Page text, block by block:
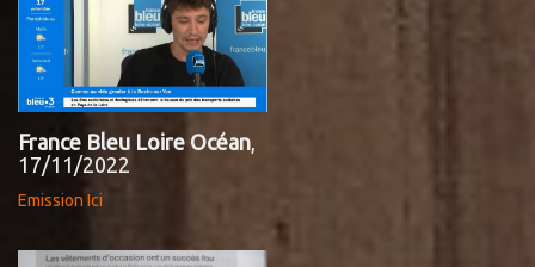
France Bleu Loire Océan
17/11/2022
Emission Ici